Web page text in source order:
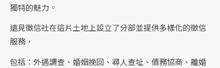
獨特的魅力。
遠見徵信社在這片土地上設立了分部並提供多樣化的徵信
服務，
包括：外遇調查、婚姻挽回、尋人查址、債務協商、離婚